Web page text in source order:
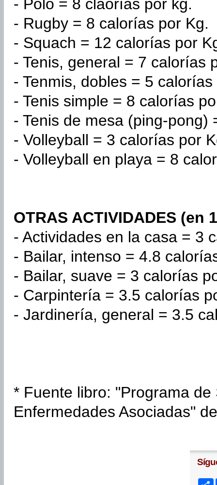
- Polo = 8 claorías por kg.
- Rugby = 8 calorías por Kg.
- Squach = 12 calorías por
- Tenis, general = 7 calorías
- Tenmis, dobles = 5
- Tenis simple = 8 calorías
- Tenis de mesa (ping-pong)
- Volleyball = 3 calorías por
- Volleyball en playa = 8
OTRAS ACTIVIDADES (en
- Actividades en la casa = 3
- Bailar, intenso = 4.8
- Bailar, suave = 3 calorías
- Carpintería = 3.5 calorías
- Jardinería, general = 3.5
* Fuente libro: "Programa
Enfermedades Asociadas"